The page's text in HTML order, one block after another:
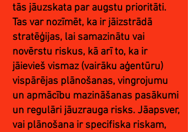
tās jāuzskata par augstu prioritāti.
Tas var nozīmēt, ka ir jāizstrādā
stratēģijas, lai samazinātu vai
novērstu riskus, kā arī to, ka ir
jāievieš vismaz (vairāku aģentūru)
vispārējas plānošanas, vingrojumu
un apmācību mazināšanas pasākumi
un regulāri jāuzrauga risks. Jāapsver,
vai plānošana ir specifiska riskam,